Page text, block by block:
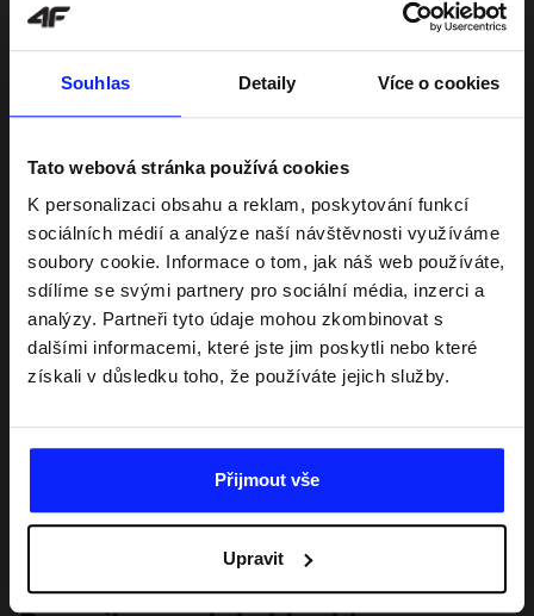
Souhlas Detaily Více o cookies
Tato webová stránka používá cookies
K personalizaci obsahu a reklam, poskytování funkcí
sociálních médií a analýze naší návštěvnosti využíváme
soubory cookie. Informace o tom, jak náš web používáte,
sdílíme se svými partnery pro sociální média, inzerci a
analýzy. Partneři tyto údaje mohou zkombinovat s
dalšími informacemi, které jste jim poskytli nebo které
získali v důsledku toho, že používáte jejich služby.
Přijmout vše
Upravit